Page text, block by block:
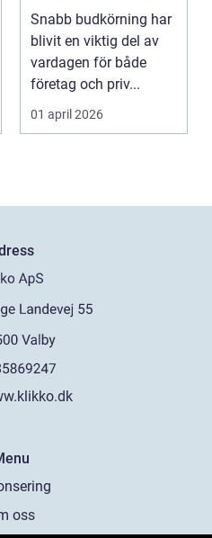
väljer företag och
privatpersoner rätt
lösning
Snabb budkörning har
blivit en viktig del av
vardagen för både
företag och priv...
01 april 2026
oss